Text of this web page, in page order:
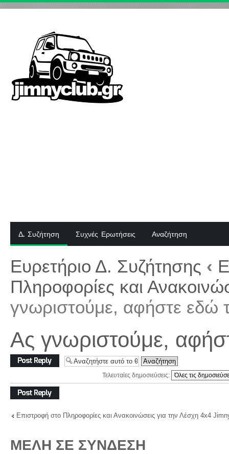
Δ. Συζήτηση Συχνές Ερωτήσεις Αναζήτηση
Ευρετήριο Δ. Συζήτησης ‹
Πληροφορίες και
γνωριστούμε, αφήστε εδώ
Ας γνωριστούμε,
Δημιουργία
απάντησης
Τελευταίες δημοσιεύσεις:
Δημιουργία
απάντησης
Επιστροφή στο Πληροφορίες και Ανακοινώσεις για την Λέσχη 4x4
ΜΈΛΗ ΣΕ ΣΎΝΔΕΣΗ